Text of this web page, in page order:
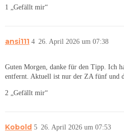
1 „Gefällt mir“
ansi111 26. April 2026 um 07:38
4
Guten Morgen, danke für den Tipp. Ich
entfernt. Aktuell ist nur der ZA fünf und
2 „Gefällt mir“
Kobold 26. April 2026 um 07:53
5